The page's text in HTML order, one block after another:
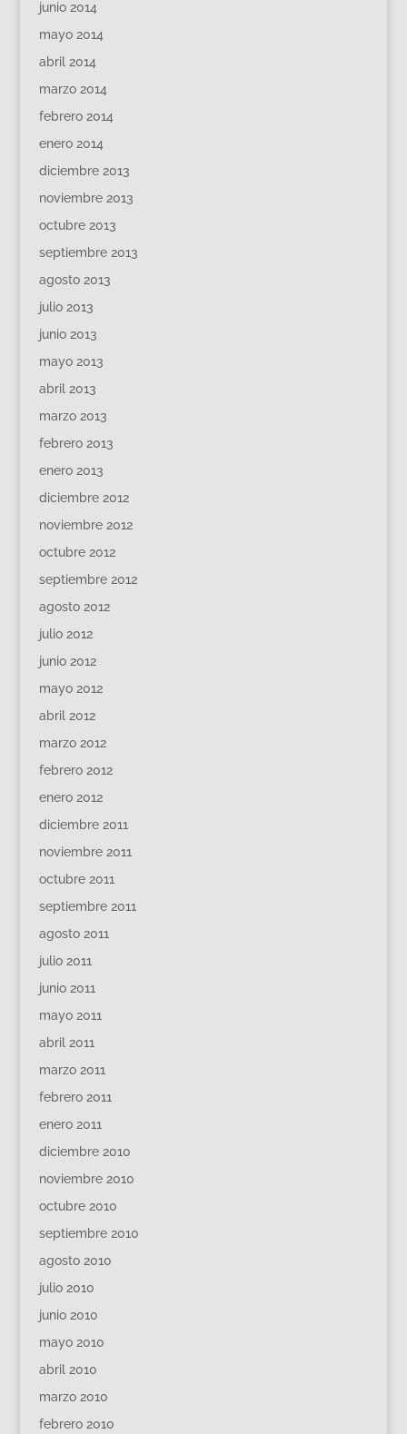
junio 2014
mayo 2014
abril 2014
marzo 2014
febrero 2014
enero 2014
diciembre 2013
noviembre 2013
octubre 2013
septiembre 2013
agosto 2013
julio 2013
junio 2013
mayo 2013
abril 2013
marzo 2013
febrero 2013
enero 2013
diciembre 2012
noviembre 2012
octubre 2012
septiembre 2012
agosto 2012
julio 2012
junio 2012
mayo 2012
abril 2012
marzo 2012
febrero 2012
enero 2012
diciembre 2011
noviembre 2011
octubre 2011
septiembre 2011
agosto 2011
julio 2011
junio 2011
mayo 2011
abril 2011
marzo 2011
febrero 2011
enero 2011
diciembre 2010
noviembre 2010
octubre 2010
septiembre 2010
agosto 2010
julio 2010
junio 2010
mayo 2010
abril 2010
marzo 2010
febrero 2010